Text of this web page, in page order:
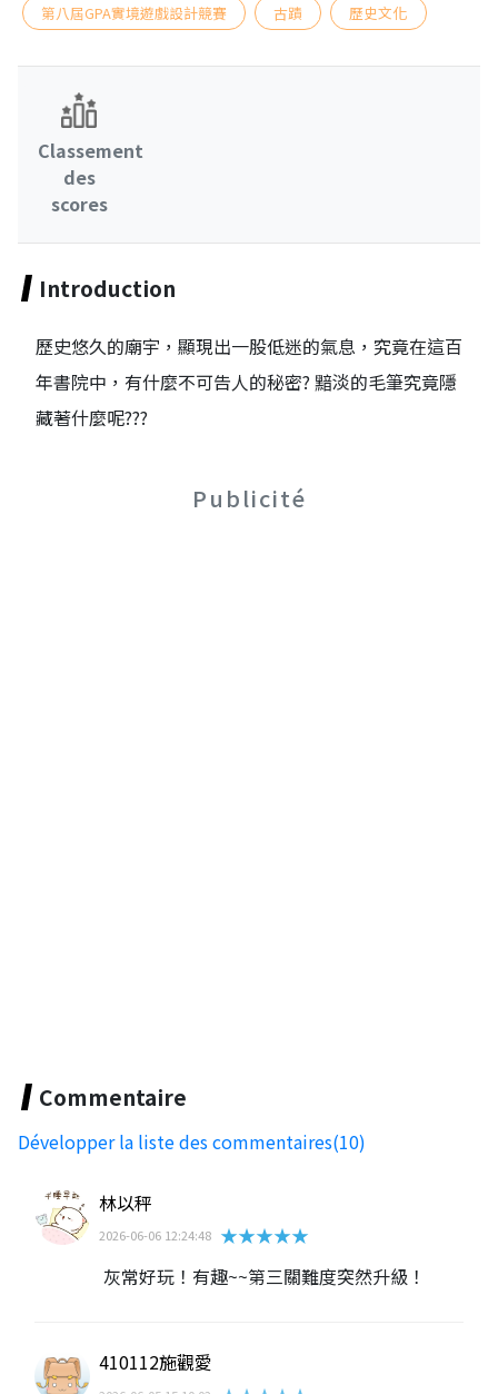
第八屆GPA實境遊戲設計競賽 古蹟 歷史文化
Classement
des
scores
Introduction
歷史悠久的廟宇，顯現出一股低迷的氣息，究竟在這百
年書院中，有什麼不可告人的秘密? 黯淡的毛筆究竟隱
藏著什麼呢???
Publicité
Commentaire
Développer la liste des commentaires(10)
林以秤
2026-06-06 12:24:48 ★★★★★
灰常好玩！有趣~~第三關難度突然升級！
410112施觀愛